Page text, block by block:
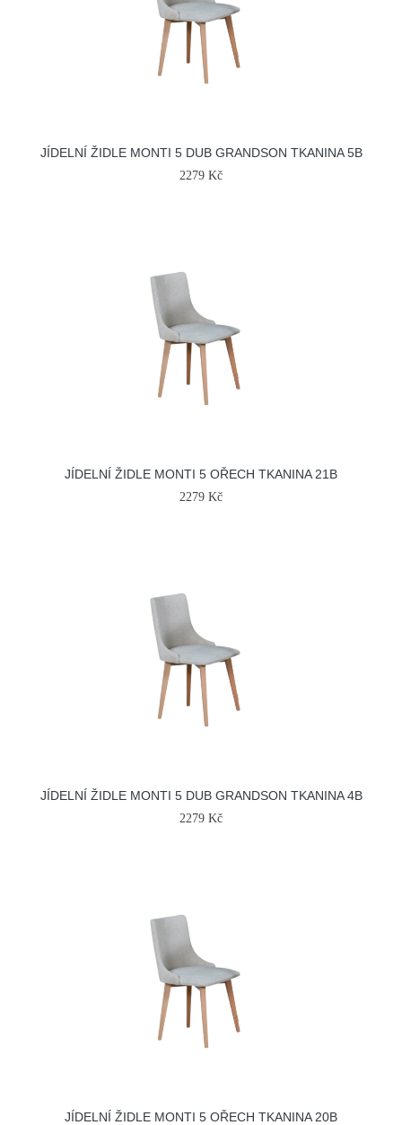
JÍDELNÍ ŽIDLE MONTI 5 DUB GRANDSON TKANINA 5B
2279 Kč
JÍDELNÍ ŽIDLE MONTI 5 OŘECH TKANINA 21B
2279 Kč
JÍDELNÍ ŽIDLE MONTI 5 DUB GRANDSON TKANINA 4B
2279 Kč
JÍDELNÍ ŽIDLE MONTI 5 OŘECH TKANINA 20B